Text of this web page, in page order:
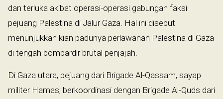
dan terluka akibat operasi-operasi gabungan faksi
pejuang Palestina di Jalur Gaza. Hal ini disebut
menunjukkan kian padunya perlawanan Palestina di Gaza
di tengah bombardir brutal penjajah.
Di Gaza utara, pejuang dari Brigade Al-Qassam, sayap
militer Hamas; berkoordinasi dengan Brigade Al-Quds dari